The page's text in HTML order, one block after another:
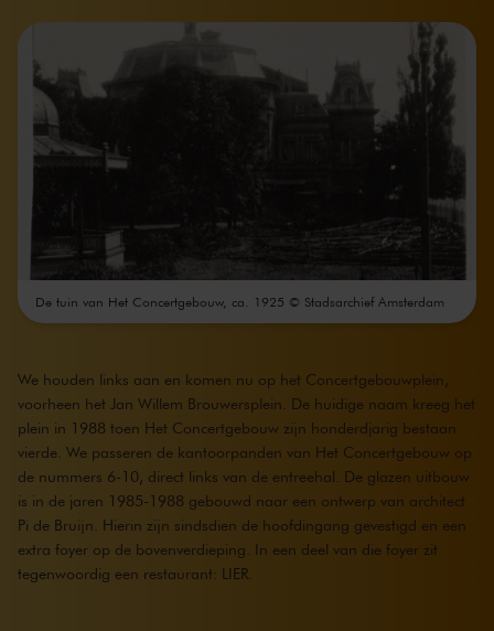
De tuin van Het Concertgebouw, ca. 1925 © Stadsarchief Amsterdam
We houden links aan en komen nu op het Concertgebouwplein,
voorheen het Jan Willem Brouwersplein. De huidige naam kreeg het
plein in 1988 toen Het Concertgebouw zijn honderdjarig bestaan
vierde. We passeren de kantoorpanden van Het Concertgebouw op
de nummers 6-10, direct links van de entreehal. De glazen uitbouw
is in de jaren 1985-1988 gebouwd naar een ontwerp van architect
Pi de Bruijn. Hierin zijn sindsdien de hoofdingang gevestigd en een
extra foyer op de bovenverdieping. In een deel van die foyer zit
tegenwoordig een restaurant: LIER.